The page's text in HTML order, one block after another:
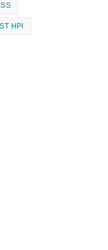
HPI